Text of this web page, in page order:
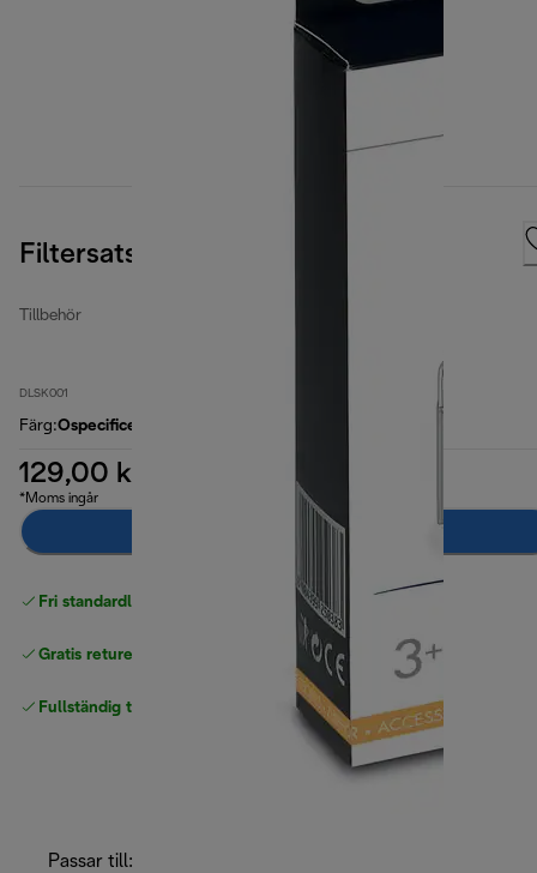
Filtersats för fritöser
Tillbehör
DLSK001
Färg:Ospecificerad
129,00 kr
*Moms ingår
Lägg till i kundvagnen
Fri standardleverans
Gratis returer
Fullständig tillverkargaranti
Passar till: